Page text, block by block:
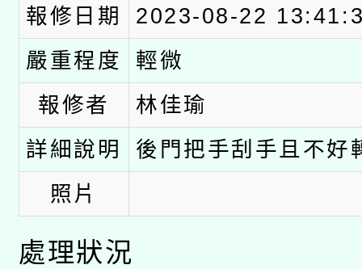
薪期間赴陸應申請許可
轉知經濟部水利署委託
業技術研究院辦理「
用水績優單位及節水達
動」
115年8月22日(星期六)
桃園市孔廟祈福系列
開 智慧啟航」
2026年桃園地景藝術節
報修日期
2023-08-22
嚴重程度
輕微
報修者
林佳瑜
詳細說明
後門把手刮手且不好
照片
處理狀況